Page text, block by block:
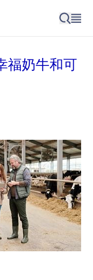
福奶牛和可